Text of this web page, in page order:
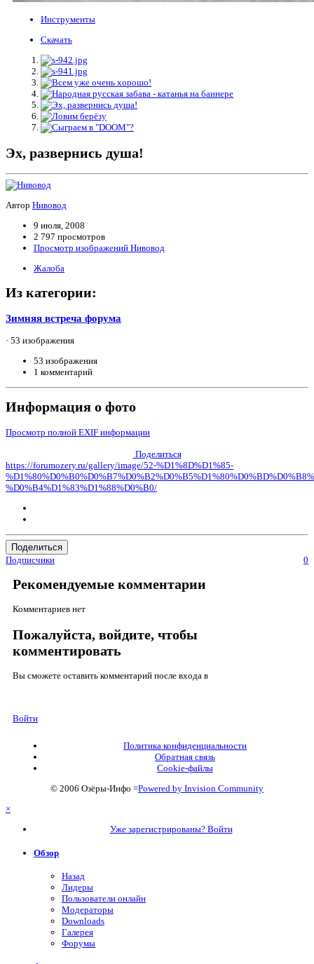
Инструменты
Скачать
Эх, развернись душа!
Автор Нивовод
9 июля, 2008
2 797 просмотров
Просмотр изображений Нивовод
Жалоба
Из категории:
Зимняя встреча форума
· 53 изображения
53 изображения
1 комментарий
Информация о фото
Просмотр полной EXIF информации
Поделиться
https://forumozery.ru/gallery/image/52-%D1%8D%D1%85-
%D0%B4%D1%83%D1%88%D0%B0/
Поделиться
Подписчики
0
Рекомендуемые комментарии
Комментариев нет
Пожалуйста, войдите, чтобы
комментировать
Вы сможете оставить комментарий после входа в
Войти
Политика конфиденциальности
Обратная связь
Cookie-файлы
© 2006 Озёры-Инфо =Powered by Invision Community
×
Уже зарегистрированы? Войти
Обзор
Назад
Лидеры
Пользователи онлайн
Модераторы
Downloads
Галерея
Форумы